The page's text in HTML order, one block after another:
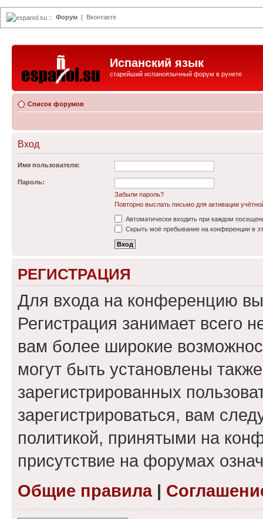
espanol.su :: Форум | Вконтакте
Испанский язык
старейший испаноязычный форум в рунете
Список форумов
Вход
Имя пользователя:
Пароль:
Забыли пароль?
Повторно выслать письмо для активации
Автоматически входить при каждом
Скрыть моё пребывание на конференции в
РЕГИСТРАЦИЯ
Для входа на конференцию
Регистрация занимает всего
вам более широкие
могут быть установлены
зарегистрированных
зарегистрироваться, вам
политикой, принятыми на
присутствие на форумах
Общие правила|